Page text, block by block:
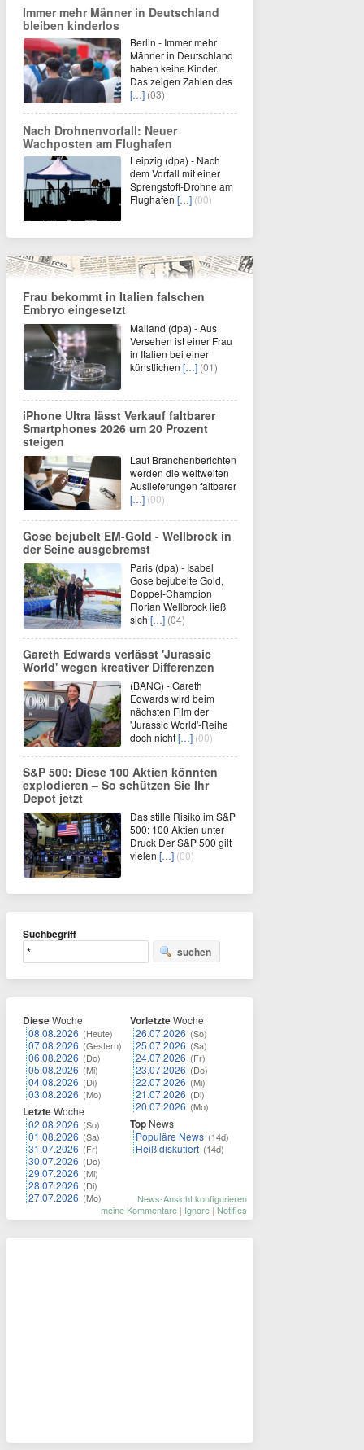
Immer mehr Männer in Deutschland
bleiben kinderlos
Berlin - Immer mehr
Männer in Deutschland
haben keine Kinder.
Das zeigen Zahlen des
[…] (03)
Nach Drohnenvorfall: Neuer
Wachposten am Flughafen
Leipzig (dpa) - Nach
dem Vorfall mit einer
Sprengstoff-Drohne am
Flughafen […] (00)
Frau bekommt in Italien falschen
Embryo eingesetzt
Mailand (dpa) - Aus
Versehen ist einer Frau
in Italien bei einer
künstlichen […] (01)
iPhone Ultra lässt Verkauf faltbarer
Smartphones 2026 um 20 Prozent
steigen
Laut Branchenberichten
werden die weltweiten
Auslieferungen faltbarer
[…] (00)
Gose bejubelt EM-Gold - Wellbrock in
der Seine ausgebremst
Paris (dpa) - Isabel
Gose bejubelte Gold,
Doppel-Champion
Florian Wellbrock ließ
sich […] (04)
Gareth Edwards verlässt 'Jurassic
World' wegen kreativer Differenzen
(BANG) - Gareth
Edwards wird beim
nächsten Film der
'Jurassic World'-Reihe
doch nicht[…] (00)
S&P 500: Diese 100 Aktien könnten
explodieren – So schützen Sie Ihr
Depot jetzt
Das stille Risiko im S&P
500: 100 Aktien unter
Druck Der S&P 500 gilt
vielen […] (00)
Suchbegriff
suchen
DieseWoche
08.08.2026 (Heute)
07.08.2026 (Gestern)
06.08.2026 (Do)
05.08.2026 (Mi)
04.08.2026 (Di)
03.08.2026 (Mo)
LetzteWoche
02.08.2026 (So)
01.08.2026 (Sa)
31.07.2026 (Fr)
30.07.2026 (Do)
29.07.2026 (Mi)
28.07.2026 (Di)
27.07.2026 (Mo)
VorletzteWoche
26.07.2026 (So)
25.07.2026 (Sa)
24.07.2026 (Fr)
23.07.2026 (Do)
22.07.2026 (Mi)
21.07.2026 (Di)
20.07.2026 (Mo)
Top News
Populäre News (14d)
Heiß diskutiert (14d)
News-Ansicht konfigurieren
meine Kommentare | Ignore | Notifies